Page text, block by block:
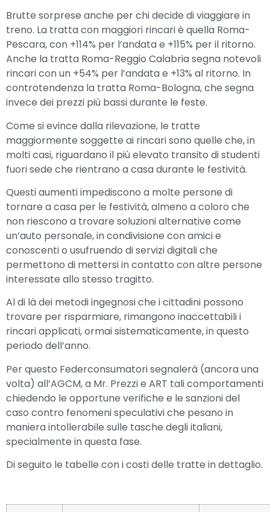
Brutte sorprese anche per chi decide di viaggiare in
treno. La tratta con maggiori rincari è quella Roma-
Pescara, con +114% per l’andata e +115% per il ritorno.
Anche la tratta Roma-Reggio Calabria segna notevoli
rincari con un +54% per l’andata e +13% al ritorno. In
controtendenza la tratta Roma-Bologna, che segna
invece dei prezzi più bassi durante le feste.
Come si evince dalla rilevazione, le tratte
maggiormente soggette ai rincari sono quelle che, in
molti casi, riguardano il più elevato transito di studenti
fuori sede che rientrano a casa durante le festività.
Questi aumenti impediscono a molte persone di
tornare a casa per le festività, almeno a coloro che
non riescono a trovare soluzioni alternative come
un’auto personale, in condivisione con amici e
conoscenti o usufruendo di servizi digitali che
permettono di mettersi in contatto con altre persone
interessate allo stesso tragitto.
Al di là dei metodi ingegnosi che i cittadini possono
trovare per risparmiare, rimangono inaccettabili i
rincari applicati, ormai sistematicamente, in questo
periodo dell’anno.
Per questo Federconsumatori segnalerà (ancora una
volta) all’AGCM, a Mr. Prezzi e ART tali comportamenti
chiedendo le opportune verifiche e le sanzioni del
caso contro fenomeni speculativi che pesano in
maniera intollerabile sulle tasche degli italiani,
specialmente in questa fase.
Di seguito le tabelle con i costi delle tratte in dettaglio.